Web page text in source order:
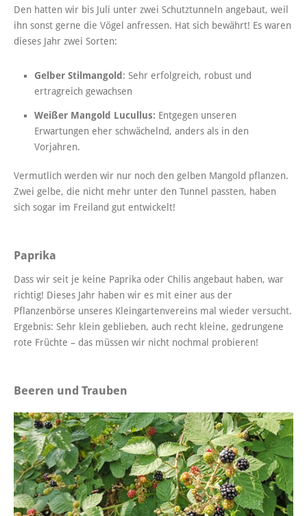
Den hatten wir bis Juli unter zwei Schutztunneln angebaut, weil
ihn sonst gerne die Vögel anfressen. Hat sich bewährt! Es waren
dieses Jahr zwei Sorten:
Gelber Stilmangold : Sehr erfolgreich, robust und
ertragreich gewachsen
Weißer Mangold Lucullus: Entgegen unseren
Erwartungen eher schwächelnd, anders als in den
Vorjahren.
Vermutlich werden wir nur noch den gelben Mangold pflanzen.
Zwei gelbe, die nicht mehr unter den Tunnel passten, haben
sich sogar im Freiland gut entwickelt!
Paprika
Dass wir seit je keine Paprika oder Chilis angebaut haben, war
richtig! Dieses Jahr haben wir es mit einer aus der
Pflanzenbörse unseres Kleingartenvereins mal wieder versucht.
Ergebnis: Sehr klein geblieben, auch recht kleine, gedrungene
rote Früchte – das müssen wir nicht nochmal probieren!
Beeren und Trauben